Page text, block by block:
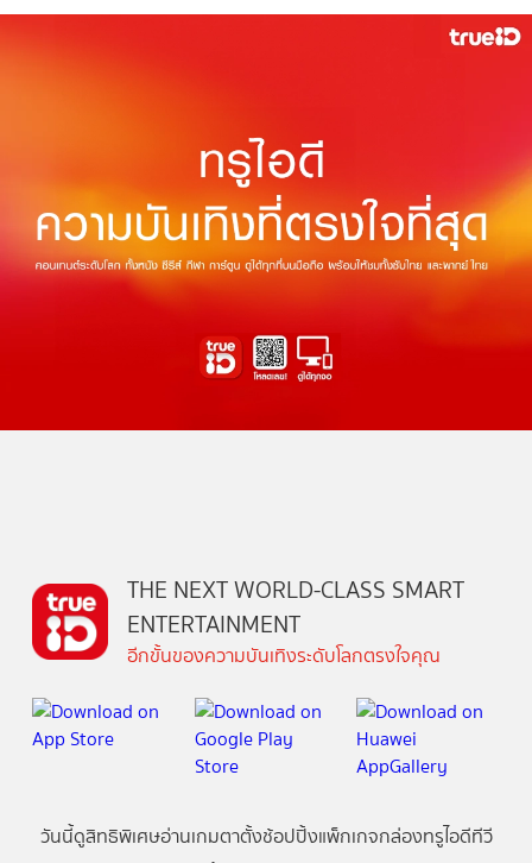
THE NEXT WORLD-CLASS SMART
ENTERTAINMENT
อีกขั้นของความบันเทิงระดับโลกตรงใจคุณ
วันนี้ดูสิทธิพิเศษอ่านเกมตาตั้งช้อปปิ้งแพ็กเกจกล่องทรูไอดีทีวี